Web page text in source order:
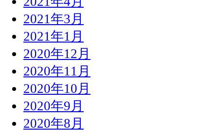
2021年3月
2021年1月
2020年12月
2020年11月
2020年10月
2020年9月
2020年8月